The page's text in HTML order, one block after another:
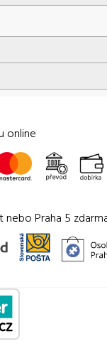
online
nebo Praha 5